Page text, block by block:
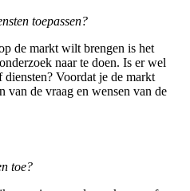
toepassen?
de markt wilt brengen is het
naar te doen. Is er wel
Voordat je de markt
van de vraag en wensen van de
toe?